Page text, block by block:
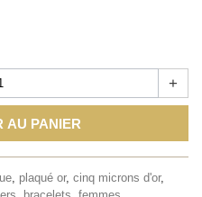
+
AU PANIER
, plaqué or, cinq microns d'or,